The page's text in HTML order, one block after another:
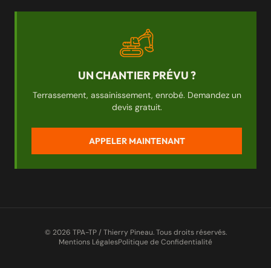
UN CHANTIER PRÉVU ?
Terrassement, assainissement, enrobé. Demandez un
devis gratuit.
APPELER MAINTENANT
© 2026 TPA-TP / Thierry Pineau. Tous droits réservés.
Mentions LégalesPolitique de Confidentialité